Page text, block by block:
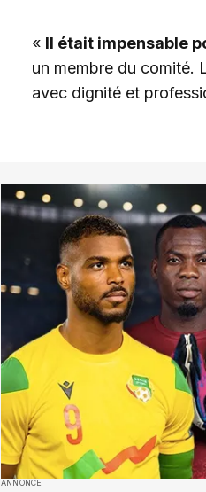
« Il était impensable
un membre du comité.
avec dignité et
ANNONCE